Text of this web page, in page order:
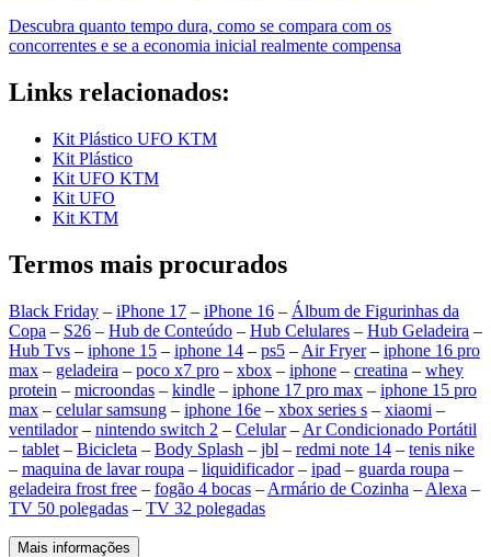
Descubra quanto tempo dura, como se compara com os
concorrentes e se a economia inicial realmente compensa
Links relacionados:
Kit Plástico UFO KTM
Kit Plástico
Kit UFO KTM
Kit UFO
Kit KTM
Termos mais procurados
Black Friday – iPhone 17 – iPhone 16 – Álbum de Figurinhas da
Copa – S26 – Hub de Conteúdo – Hub Celulares – Hub Geladeira –
Hub Tvs – iphone 15 – iphone 14 – ps5 – Air Fryer– iphone 16 pro
max – geladeira – poco x7 pro – xbox – iphone – creatina – whey
protein – microondas – kindle – iphone 17 pro max – iphone 15 pro
max – celular samsung – iphone 16e – xbox series s – xiaomi –
ventilador– nintendo switch 2 – Celular– Ar Condicionado Portátil
– tablet – Bicicleta – Body Splash – jbl – redmi note 14 – tenis nike
– maquina de lavar roupa – liquidificador– ipad – guarda roupa –
geladeira frost free – fogão 4 bocas – Armário de Cozinha – Alexa –
TV 50 polegadas – TV 32 polegadas
Mais informações